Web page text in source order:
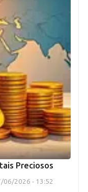
Preciosos
06/2026 - 13:52